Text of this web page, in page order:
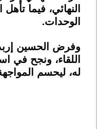
النهائي، فيما
الوحدات.
وفرض الحسين
اللقاء، ونجح في
له، ليحسم